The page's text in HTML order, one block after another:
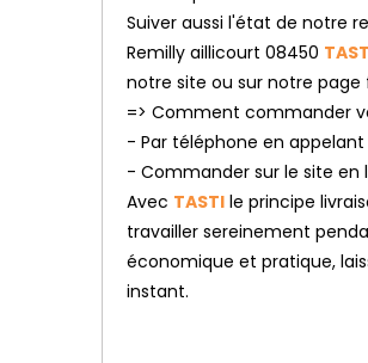
de
Livraison
Suiver aussi l'état de notre
Remilly aillicourt 08450
notre site ou sur notre page
=> Comment commander
- Par téléphone en
- Commander sur le site en
Avec TASTI le principe
travailler sereinement
économique et pratique,
instant.